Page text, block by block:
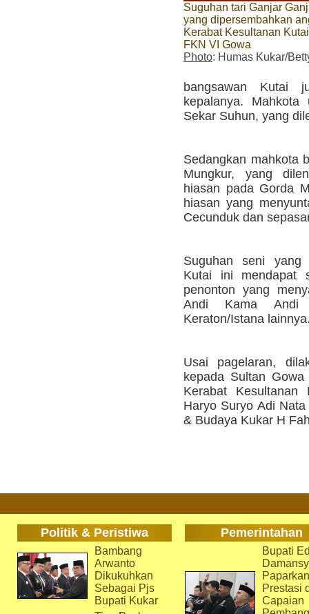
Suguhan tari Ganjar
yang dipersembahkan
Kerabat Kesultanan
FKN VI Gowa
Photo: Humas Kukar/
bangsawan Kutai
kepalanya.
Sekar Suhun, yang
Sedangkan mahkota
Mungkur, yang
hiasan pada Gorda
hiasan yang
Cecunduk dan
Suguhan seni yang
Kutai ini mendapat
penonton yang
Andi Kama Andi
Keraton/Istana
Usai pagelaran,
kepada Sultan
Kerabat
Haryo Suryo Adi
& Budaya Kukar H
Politik & Peristiwa Pemerintahan
Bambang
Arwanto
Dikukuhkan
Sebagai Pjs
Bupati Kukar
Bupati
Paparkan
Prestasi
Capaian